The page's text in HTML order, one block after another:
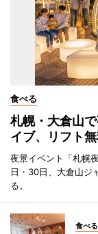
食べる
札幌・大倉山
イブ、リフト
夜景イベント「札幌
日・30日、大倉山ジ
る。
食べる